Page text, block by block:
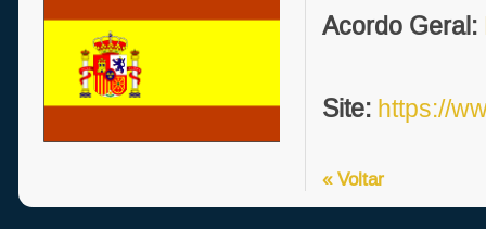
Acordo Geral:
Site: https://
« Voltar